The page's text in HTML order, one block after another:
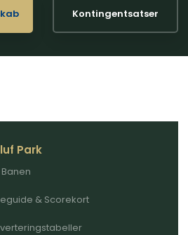
Kontingentsatser
Park
& Scorekort